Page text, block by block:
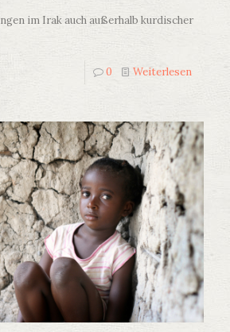
im Irak auch außerhalb kurdischer
0 Weiterlesen